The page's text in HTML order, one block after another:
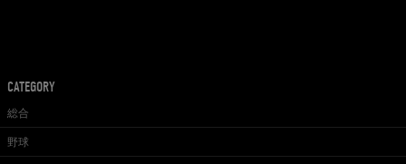
CATEGORY
総合
野球